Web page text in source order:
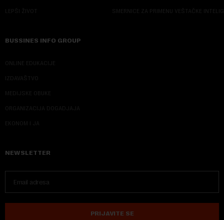
LEPŠI ŽIVOT SMERNICE ZA PRIMENU VEŠTAČKE
BUSSINES INFO GROUP
ONLINE EDUKACIJE
IZDAVAŠTVO
MEDIJSKE OBUKE
ORGANIZACIJA DOGADJAJA
EKONOM I JA
NEWSLETTER
PRIJAVITE SE